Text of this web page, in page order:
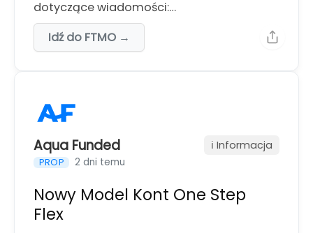
dotyczące wiadomości:…
Idź do FTMO →
Aqua Funded
PROP 2 dni temu
ℹ️ Informacja
Nowy Model Kont One Step
Flex